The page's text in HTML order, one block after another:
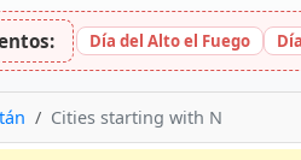
Día del Alto el Fuego
Cities starting with N